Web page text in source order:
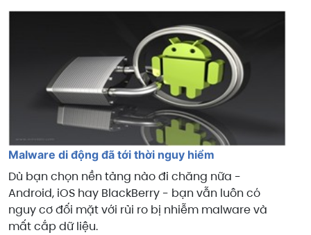
Malware di động đã tới thời nguy hiểm
Dù bạn chọn nền tảng nào đi chăng nữa -
Android, iOS hay BlackBerry - bạn vẫn luôn có
nguy cơ đối mặt với rủi ro bị nhiễm malware và
mất cắp dữ liệu.